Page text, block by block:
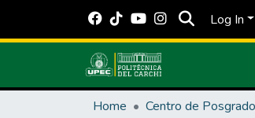
Log In
Home Centro de Posgrado